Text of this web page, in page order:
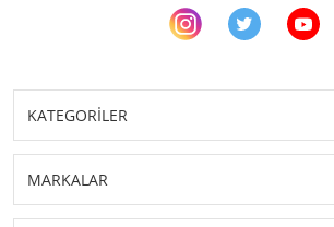
KATEGORİLER
MARKALAR